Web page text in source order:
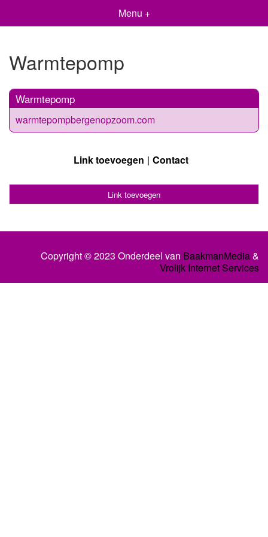
Menu +
Warmtepomp
Warmtepomp
warmtepompbergenopzoom.com
Link toevoegen Contact
Link toevoegen
Copyright © 2023 Onderdeel van BaakmanMedia&
Vrolijk Internet Services